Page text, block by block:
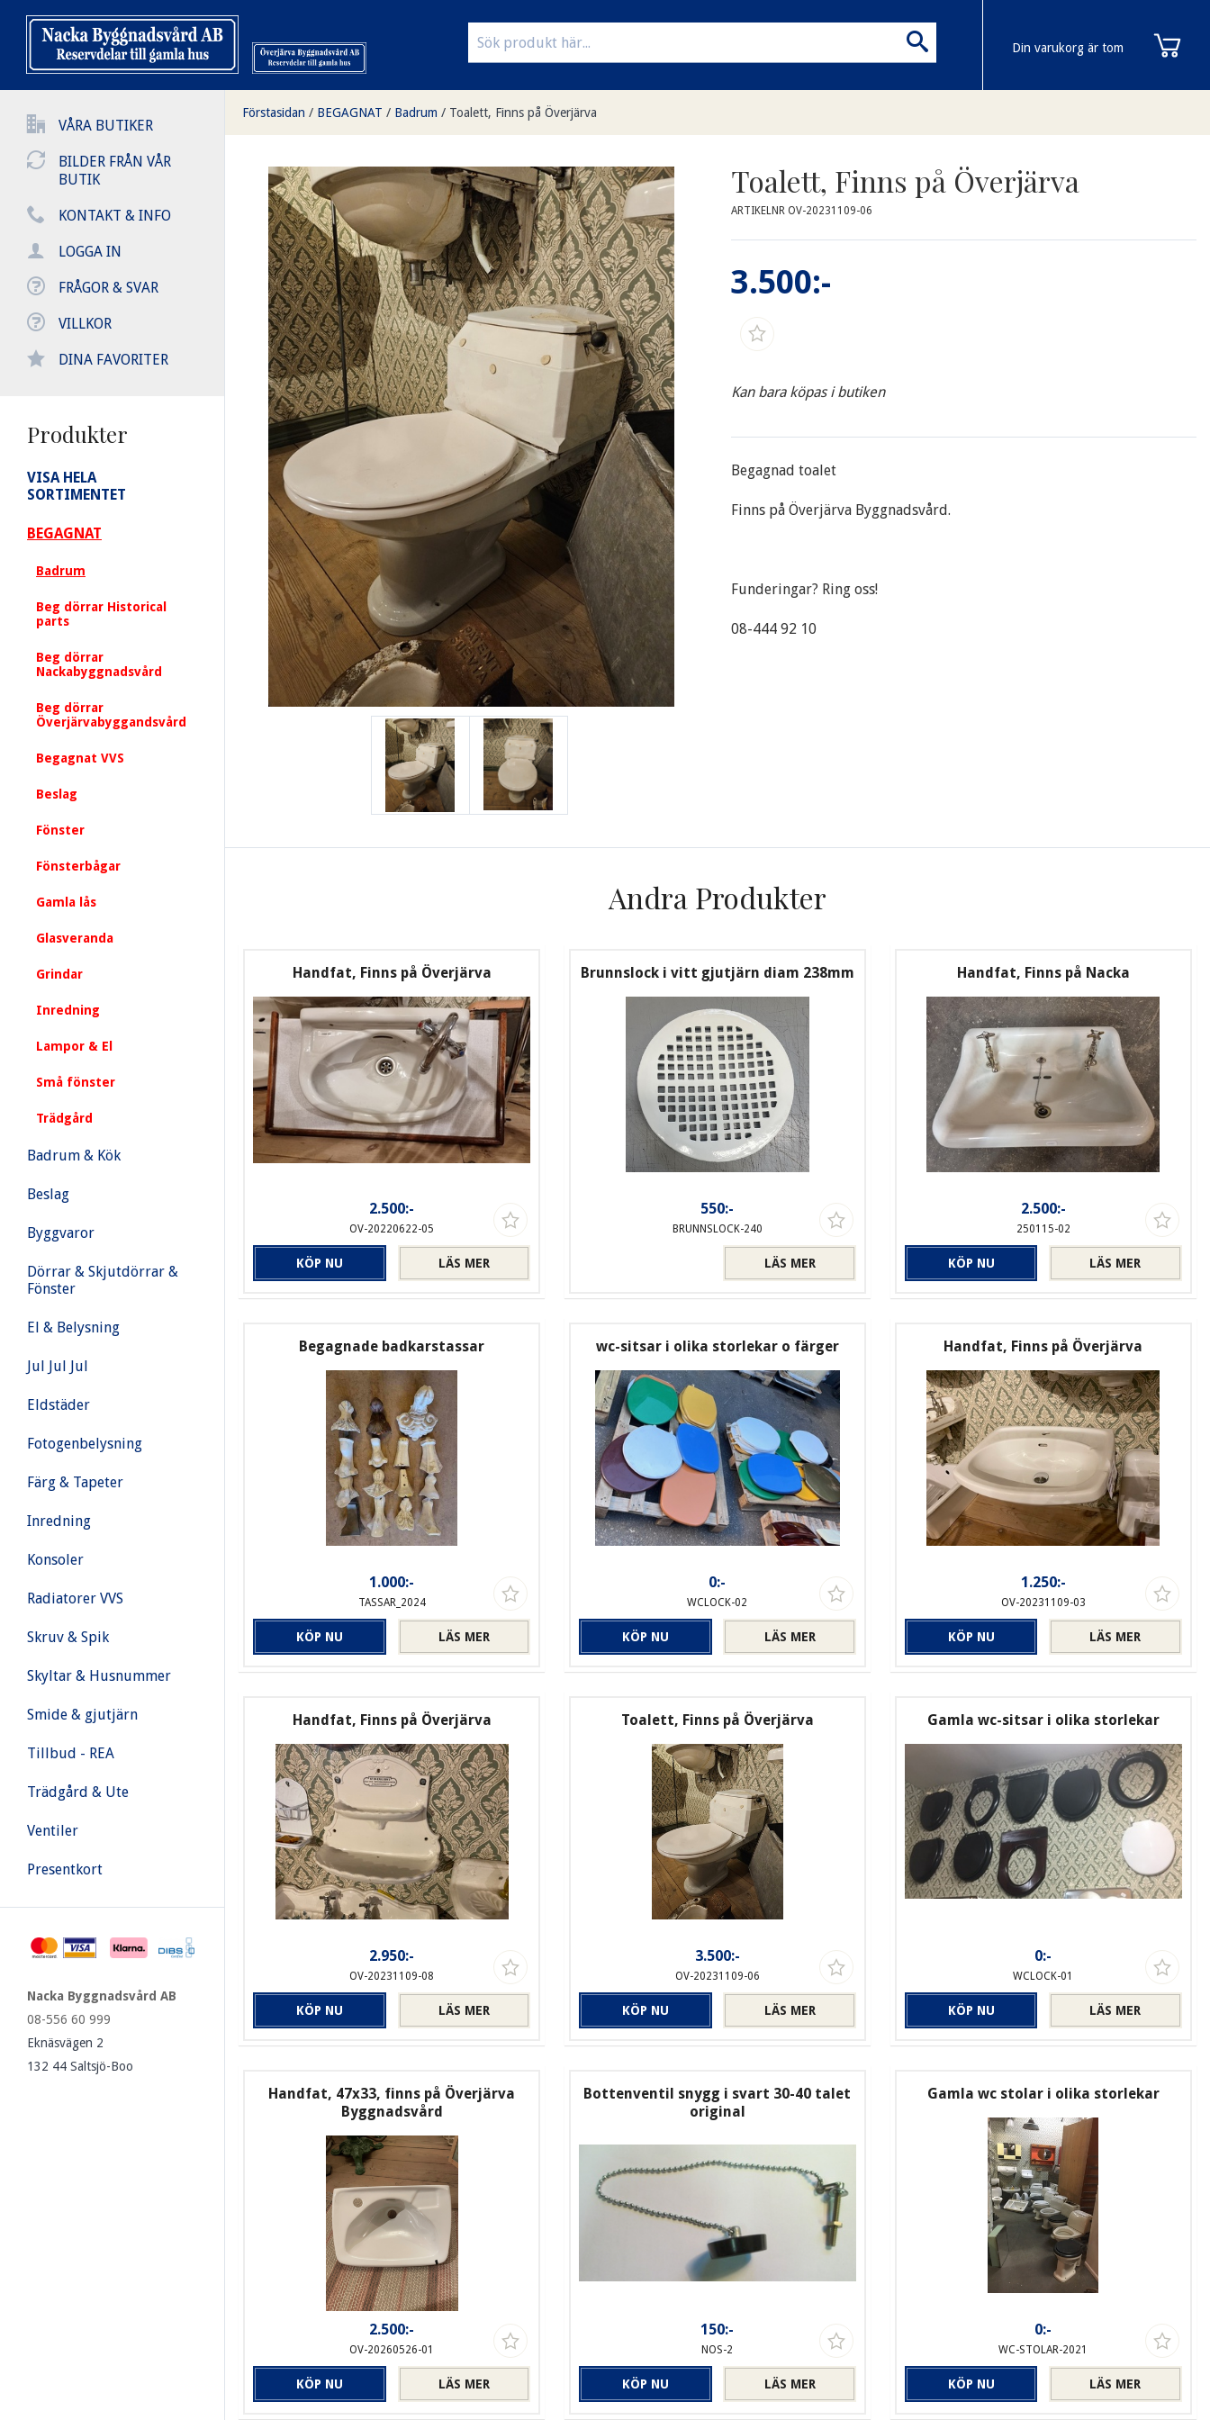
VÅRA BUTIKER
BILDER FRÅN VÅR
BUTIK
KONTAKT & INFO
LOGGA IN
FRÅGOR & SVAR
VILLKOR
DINA FAVORITER
Produkter
VISA HELA
SORTIMENTET
BEGAGNAT
Badrum
Beg dörrar Historical
parts
Beg dörrar
Nackabyggnadsvård
Beg dörrar
Överjärvabyggandsvård
Begagnat VVS
Beslag
Fönster
Fönsterbågar
Gamla lås
Glasveranda
Grindar
Inredning
Lampor & El
Små fönster
Trädgård
Badrum & Kök
Beslag
Byggvaror
Dörrar & Skjutdörrar &
Fönster
El & Belysning
Jul Jul Jul
Eldstäder
Fotogenbelysning
Färg & Tapeter
Inredning
Konsoler
Radiatorer VVS
Skruv & Spik
Skyltar & Husnummer
Smide & gjutjärn
Tillbud - REA
Trädgård & Ute
Ventiler
Presentkort
Nacka Byggnadsvård AB
08-556 60 999
Eknäsvägen 2
132 44 Saltsjö-Boo
Din varukorg är tom
Förstasidan / BEGAGNAT / Badrum / Toalett, Finns på Överjärva
Toalett, Finns på Överjärva
ARTIKELNR OV-20231109-06
3.500:-
Kan bara köpas i butiken
Begagnad toalet
Finns på Överjärva Byggnadsvård.
Funderingar? Ring oss!
08-444 92 10
Andra Produkter
Handfat, Finns på Överjärva
2.500:-
OV-20220622-05
LÄS MER
KÖP NU
Brunnslock i vitt gjutjärn diam 238mm
550:-
BRUNNSLOCK-240
LÄS MER
Handfat, Finns på Nacka
2.500:-
250115-02
LÄS MER
KÖP NU
Begagnade badkarstassar
1.000:-
TASSAR_2024
LÄS MER
KÖP NU
wc-sitsar i olika storlekar o färger
0:-
WCLOCK-02
LÄS MER
KÖP NU
Handfat, Finns på Överjärva
1.250:-
OV-20231109-03
LÄS MER
KÖP NU
Handfat, Finns på Överjärva
2.950:-
OV-20231109-08
LÄS MER
KÖP NU
Toalett, Finns på Överjärva
3.500:-
OV-20231109-06
LÄS MER
KÖP NU
Gamla wc-sitsar i olika storlekar
0:-
WCLOCK-01
LÄS MER
KÖP NU
Handfat, 47x33, finns på Överjärva
Byggnadsvård
2.500:-
OV-20260526-01
LÄS MER
KÖP NU
Bottenventil snygg i svart 30-40 talet
original
150:-
NOS-2
LÄS MER
KÖP NU
Gamla wc stolar i olika storlekar
0:-
WC-STOLAR-2021
LÄS MER
KÖP NU